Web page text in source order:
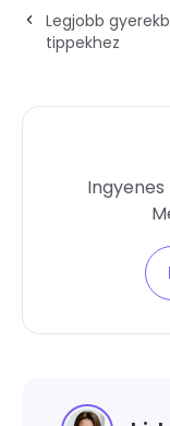
Legjobb
tippekhez